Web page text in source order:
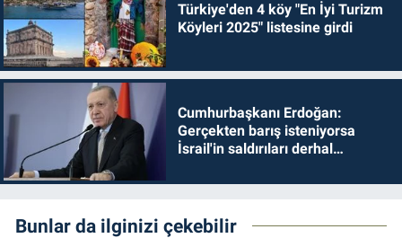
Türkiye'den 4 köy "En İyi Turizm
Köyleri 2025" listesine girdi
Cumhurbaşkanı Erdoğan:
Gerçekten barış isteniyorsa
İsrail'in saldırıları derhal
Bunlar da ilginizi çekebilir